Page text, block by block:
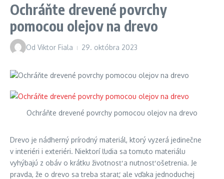
Ochráňte drevené povrchy
pomocou olejov na drevo
Od Viktor Fiala 29. októbra 2023
Ochráňte drevené povrchy pomocou olejov na drevo
Drevo je nádherný prírodný materiál, ktorý vyzerá jedinečne
v interiéri i exteriéri. Niektorí ľudia sa tomuto materiálu
vyhýbajú z obáv o krátku životnosť a nutnosť ošetrenia. Je
pravda, že o drevo sa treba starať, ale vďaka jednoduchej